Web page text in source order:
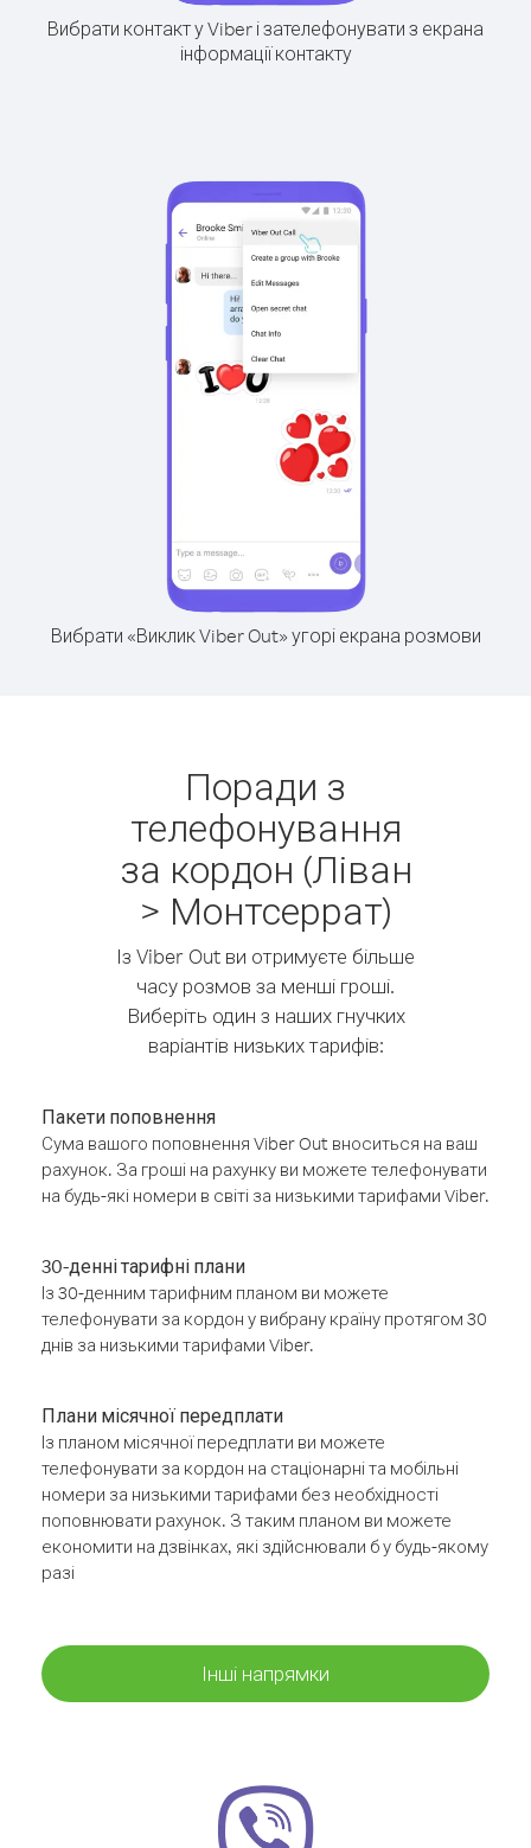
Вибрати контакт у Viber і зателефонувати з екрана
інформації контакту
Вибрати «Виклик Viber Out» угорі екрана розмови
Поради з
телефонування
за кордон (Ліван
> Монтсеррат)
Із Viber Out ви отримуєте більше
часу розмов за менші гроші.
Виберіть один з наших гнучких
варіантів низьких тарифів:
Пакети поповнення
Сума вашого поповнення Viber Out вноситься на ваш
рахунок. За гроші на рахунку ви можете телефонувати
на будь-які номери в світі за низькими тарифами Viber.
30-денні тарифні плани
Із 30-денним тарифним планом ви можете
телефонувати за кордон у вибрану країну протягом 30
днів за низькими тарифами Viber.
Плани місячної передплати
Із планом місячної передплати ви можете
телефонувати за кордон на стаціонарні та мобільні
номери за низькими тарифами без необхідності
поповнювати рахунок. З таким планом ви можете
економити на дзвінках, які здійснювали б у будь-якому
разі
Інші напрямки